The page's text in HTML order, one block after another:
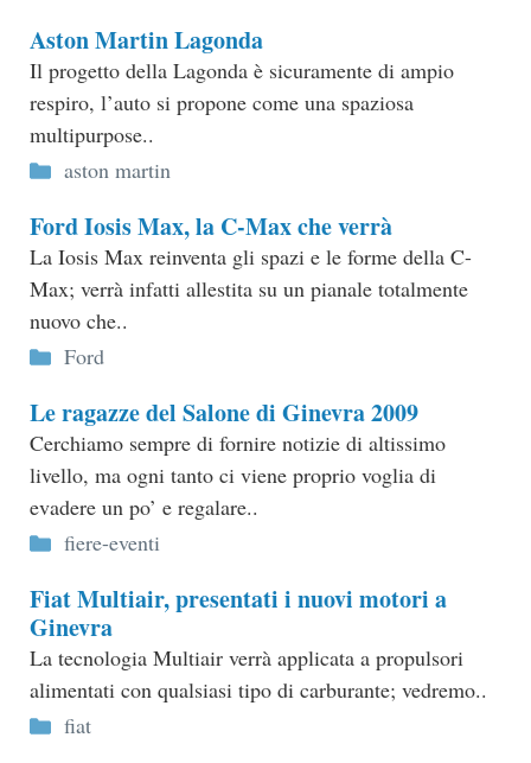
Aston Martin Lagonda
Il progetto della Lagonda è sicuramente di ampio
respiro, l’auto si propone come una spaziosa
multipurpose..
Categorie
aston martin
Ford Iosis Max, la C-Max che verrà
La Iosis Max reinventa gli spazi e le forme della C-
Max; verrà infatti allestita su un pianale totalmente
nuovo che..
Categorie
Ford
Le ragazze del Salone di Ginevra 2009
Cerchiamo sempre di fornire notizie di altissimo
livello, ma ogni tanto ci viene proprio voglia di
evadere un po’ e regalare..
Categorie
fiere-eventi
Fiat Multiair, presentati i nuovi motori a
Ginevra
La tecnologia Multiair verrà applicata a propulsori
alimentati con qualsiasi tipo di carburante; vedremo..
Categorie
fiat